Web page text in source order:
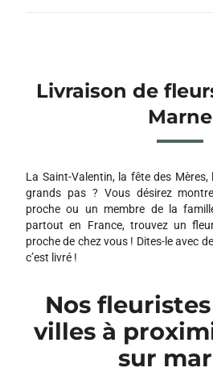
Livraison de
Marne
La Saint-Valentin, la fête des
grands pas ? Vous désirez
proche ou un membre de la
partout en France, trouvez un
proche de chez vous ! Dites-le avec
c’est livré !
Nos
villes à
sur